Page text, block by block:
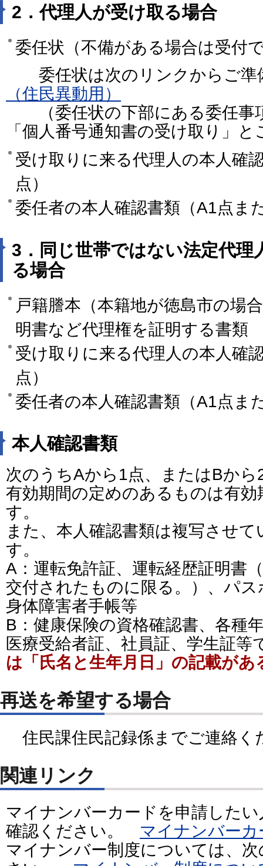
2．代理人が受け取る場合
委任状（不備がある場合は受付
委任状は次のリンクからご
（住民異動用）
（委任状の下部にある委任事
「個人番号通知書の受け取り」
受け取りに来る代理人の本人確
点）
委任者の本人確認書類（A1点ま
3．同じ世帯ではない法定代理
る場合
戸籍謄本（本籍地が徳島市の場
明書など代理権を証明する書類
受け取りに来る代理人の本人確
点）
委任者の本人確認書類（A1点ま
本人確認書類
次のうちAから1点、またはBか
有効期間の定めのあるものは有
す。
また、本人確認書類は複写させ
す。
A：運転免許証、運転経歴証明書
交付されたものに限る。）、パ
身体障害者手帳等
B：健康保険の資格確認書、各種
医療受給者証、社員証、学生証等
は「氏名と生年月日」の記載があ
再送を希望する場合
住民課住民記録係までご連絡く
関連リンク
マイナンバーカードを申請した
確認ください。 マイナンバー
マイナンバー制度については、